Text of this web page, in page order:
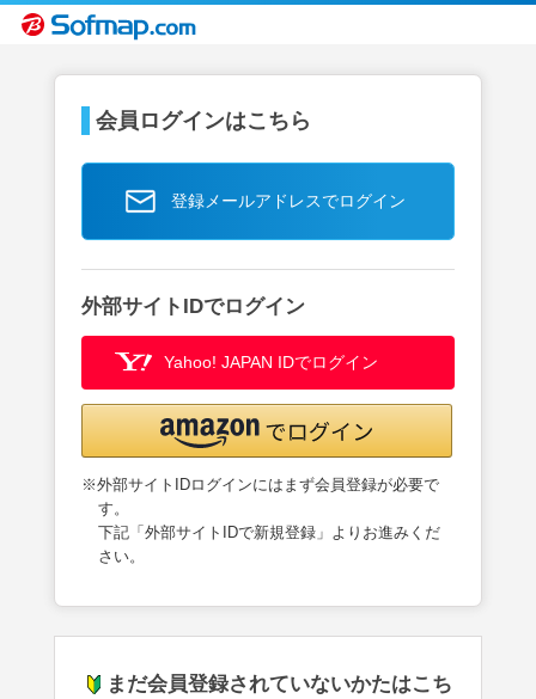
会員ログインはこちら
登録メールアドレスでログイン
外部サイトIDでログイン
Yahoo! JAPAN IDでログイン
※外部サイトIDログインにはまず会員登録が必要で
す。
下記「外部サイトIDで新規登録」よりお進みくだ
さい。
まだ会員登録されていないかたはこち